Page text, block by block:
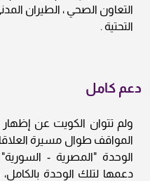
التعاون الصحي ، الطيران
التحتية .
دعم كامل
ولم تتوان الكويت عن
المواقف طوال مسيرة
دعمها لتلك الوحدة